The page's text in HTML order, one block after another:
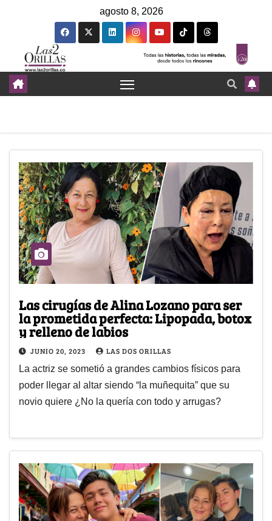
agosto 8, 2026
Las cirugías de Alina Lozano para ser
la prometida perfecta: Lipopada, botox
y relleno de labios
JUNIO 20, 2023 LAS DOS ORILLAS
La actriz se sometió a grandes cambios físicos para
poder llegar al altar siendo “la muñequita” que su
novio quiere ¿No la quería con todo y arrugas?